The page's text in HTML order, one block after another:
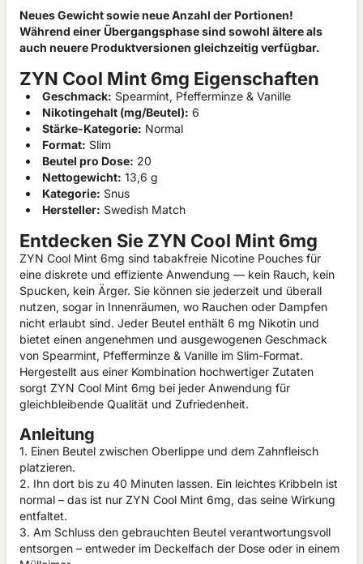
Neues Gewicht sowie neue Anzahl der Portionen!
Während einer Übergangsphase sind sowohl ältere als
auch neuere Produktversionen gleichzeitig verfügbar.
ZYN Cool Mint 6mg Eigenschaften
Geschmack: Spearmint, Pfefferminze & Vanille
Nikotingehalt (mg/Beutel): 6
Stärke-Kategorie: Normal
Format: Slim
Beutel pro Dose: 20
Nettogewicht: 13,6 g
Kategorie: Snus
Hersteller: Swedish Match
Entdecken Sie ZYN Cool Mint 6mg
ZYN Cool Mint 6mg sind tabakfreie Nicotine Pouches für
eine diskrete und effiziente Anwendung — kein Rauch, kein
Spucken, kein Ärger. Sie können sie jederzeit und überall
nutzen, sogar in Innenräumen, wo Rauchen oder Dampfen
nicht erlaubt sind. Jeder Beutel enthält 6 mg Nikotin und
bietet einen angenehmen und ausgewogenen Geschmack
von Spearmint, Pfefferminze & Vanille im Slim-Format.
Hergestellt aus einer Kombination hochwertiger Zutaten
sorgt ZYN Cool Mint 6mg bei jeder Anwendung für
gleichbleibende Qualität und Zufriedenheit.
Anleitung
1. Einen Beutel zwischen Oberlippe und dem Zahnfleisch
platzieren.
2. Ihn dort bis zu 40 Minuten lassen. Ein leichtes Kribbeln ist
normal – das ist nur ZYN Cool Mint 6mg, das seine Wirkung
entfaltet.
3. Am Schluss den gebrauchten Beutel verantwortungsvoll
entsorgen – entweder im Deckelfach der Dose oder in einem